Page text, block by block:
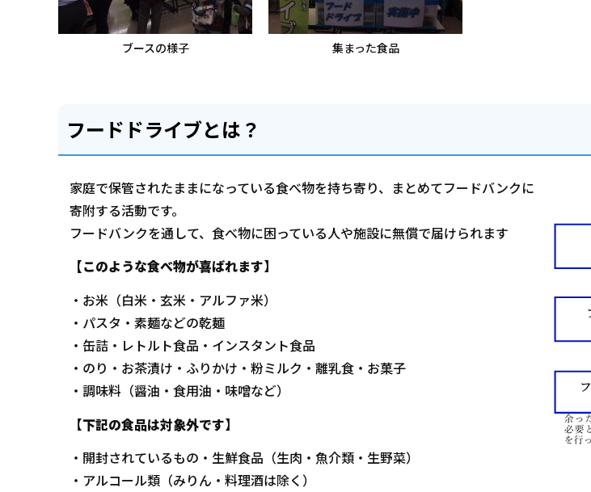
ブースの様子 集まった食品
フードドライブとは？
家庭で保管されたままになっている食べ物を持ち寄り、まとめてフードバンクに
寄附する活動です。
フードバンクを通して、食べ物に困っている人や施設に無償で届けられます
【このような食べ物が喜ばれます】
・お米（白米・玄米・アルファ米）
・パスタ・素麺などの乾麺
・缶詰・レトルト食品・インスタント食品
・のり・お茶漬け・ふりかけ・粉ミルク・離乳食・お菓子
・調味料（醤油・食用油・味噌など）
【下記の食品は対象外です】
・開封されているもの・生鮮食品（生肉・魚介類・生野菜）
・アルコール類（みりん・料理酒は除く）